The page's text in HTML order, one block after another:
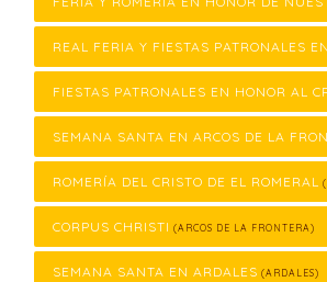
REAL FERIA Y FIESTAS PATRONALES
FIESTAS PATRONALES EN HONOR AL
SEMANA SANTA EN ARCOS DE LA
ROMERÍA DEL CRISTO DE EL ROMERAL
CORPUS CHRISTI (ARCOS DE LA FRONTERA)
SEMANA SANTA EN ARDALES (ARDALES)